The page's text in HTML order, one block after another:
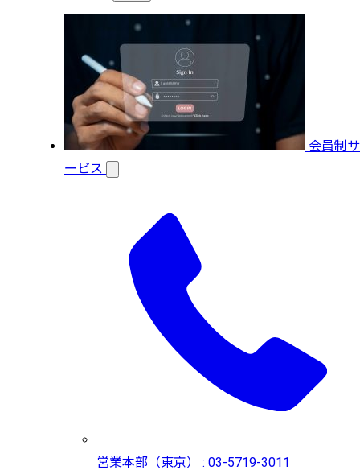
会員制サ
ービス
営業本部（東京） : 03-5719-3011